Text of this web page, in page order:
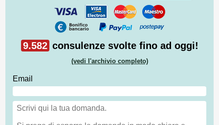
9.582 consulenze svolte fino ad oggi!
(vedi l'archivio completo)
Email